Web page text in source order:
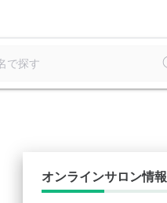
オンラインサロン情報